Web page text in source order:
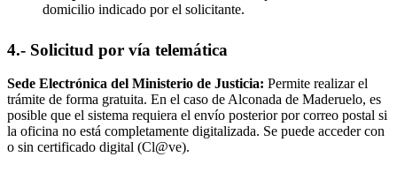
domicilio indicado por el solicitante.
4.- Solicitud por vía telemática
Sede Electrónica del Ministerio de Justicia: Permite realizar el
trámite de forma gratuita. En el caso de Alconada de Maderuelo, es
posible que el sistema requiera el envío posterior por correo postal si
la oficina no está completamente digitalizada. Se puede acceder con
o sin certificado digital (Cl@ve).